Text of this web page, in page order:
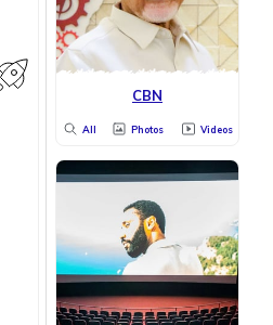
CBN
All Photos Videos